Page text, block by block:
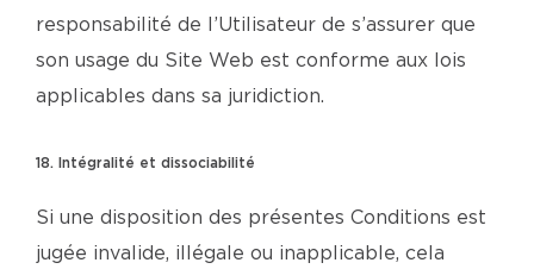
responsabilité de l’Utilisateur de s’assurer que
son usage du Site Web est conforme aux lois
applicables dans sa juridiction.
18. Intégralité et dissociabilité
Si une disposition des présentes Conditions est
jugée invalide, illégale ou inapplicable, cela